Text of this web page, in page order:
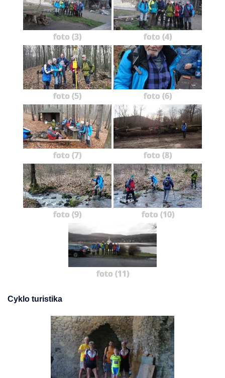
foto (3) foto (4)
foto (5) foto (6)
foto (7) foto (8)
foto (9) foto (10)
foto (11)
Cyklo turistika